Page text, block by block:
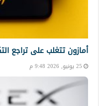
أمازون تتغلب على تراجع
25 يونيو, 2026 9:48 م